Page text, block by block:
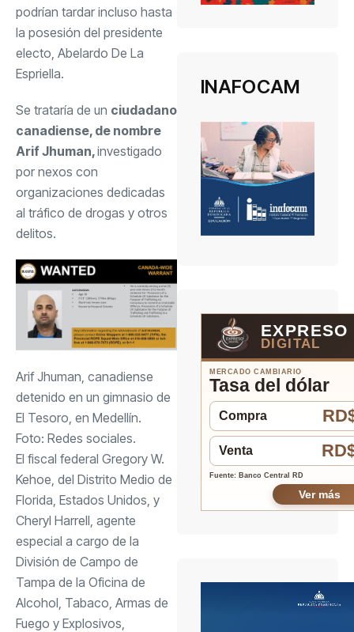
podrían tardar incluso hasta
la posesión del presidente
electo, Abelardo De La
Espriella.
Se trataría de un ciudadano
canadiense, de nombre
Arif Jhuman,investigado
por nexos con
organizaciones dedicadas
al tráfico de drogas y otros
delitos.
Arif Jhuman, canadiense
detenido en un gimnasio de
El Tesoro, en Medellín.
Foto: Redes sociales.
El fiscal federal Gregory W.
Kehoe, del Distrito Medio de
Florida, Estados Unidos, y
Cheryl Harrell, agente
especial a cargo de la
División de Campo de
Tampa de la Oficina de
Alcohol, Tabaco, Armas de
Fuego y Explosivos,
INAFOCAM
EXPRESO
DIGITAL
MERCADO CAMBIARIO
Tasa del dólar
Compra
Venta
Fuente: Banco Central RD
Ver más